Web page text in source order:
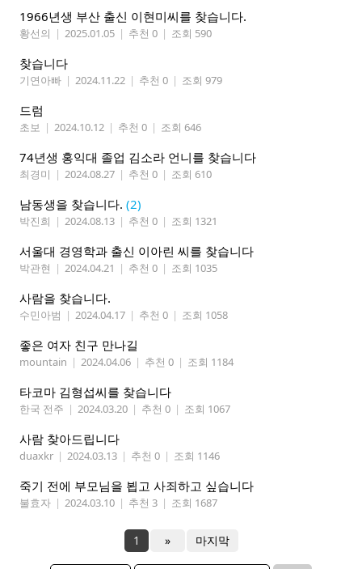
1966년생 부산 출신 이현미씨를 찾습니다.
황선의 | 2025.01.05 | 추천 0 | 조회 590
찾습니다
기연아빠 | 2024.11.22 | 추천 0 | 조회 979
드럼
초보 | 2024.10.12 | 추천 0 | 조회 646
74년생 홍익대 졸업 김소라 언니를 찾습니다
최경미 | 2024.08.27 | 추천 0 | 조회 610
남동생을 찾습니다. (2)
박진희 | 2024.08.13 | 추천 0 | 조회 1321
서울대 경영학과 출신 이아린 씨를 찾습니다
박관현 | 2024.04.21 | 추천 0 | 조회 1035
사람을 찾습니다.
수민아범 | 2024.04.17 | 추천 0 | 조회 1058
좋은 여자 친구 만나길
mountain | 2024.04.06 | 추천 0 | 조회 1184
타코마 김형섭씨를 찾습니다
한국 전주 | 2024.03.20 | 추천 0 | 조회 1067
사람 찾아드립니다
duaxkr | 2024.03.13 | 추천 0 | 조회 1146
죽기 전에 부모님을 뵙고 사죄하고 싶습니다
불효자 | 2024.03.10 | 추천 3 | 조회 1687
1 » 마지막